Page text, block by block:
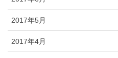
2017年5月
2017年4月